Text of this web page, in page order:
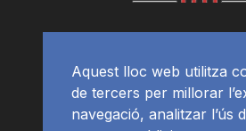
Aquest lloc web utilitza
de tercers per millorar
navegació, analitzar l’ús